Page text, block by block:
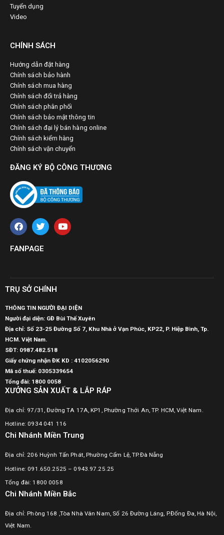
Tuyển dụng
Video
CHÍNH SÁCH
Hướng dẫn đặt hàng
Chính sách bảo hành
Chính sách mua hàng
Chính sách đổi trả hàng
Chính sách phân phối
Chính sách bảo mật thông tin
Chính sách đại lý bán hàng online
Chính sách kiểm hàng
Chính sách vận chuyển
ĐĂNG KÝ BỘ CÔNG THƯƠNG
FANPAGE
TRỤ SỞ CHÍNH
THÔNG TIN NGƯỜI ĐẠI DIỆN
Người đại diện: GĐ Bùi Thế Xuyên
Địa chỉ: Số 23-25 Đường Số 7, Khu Nhà ở Vạn Phúc, KP22, P. Hiệp Bình, Tp.
HCM. Việt Nam.
SĐT: 0987.482.518
Giấy chứng nhận ĐK KD : 4102056290
Mã số thuế: 0305339654
Tổng đài: 1800 0058
XƯỞNG SẢN XUẤT & LẮP RÁP
Địa chỉ: 97/31, Đường TA 17A, KP1, Phường Thới An, TP. HCM, Việt Nam.
Hotline: 0934 041 116
Chi Nhánh Miền Trung
Địa chỉ: 206 Huỳnh Tấn Phát, Phường Cẩm Lệ, TP.Đà Nẵng
Hotline: 091.650.2525 – 0943.97.25.25
Tổng đài: 1800 0058
Chi Nhánh Miền Bắc
Địa chỉ: Phòng 168 ,Tòa Nhà Vân Nam, Số 26 Đường Láng, P.Đống Đa, Hà Nội,
Việt Nam.